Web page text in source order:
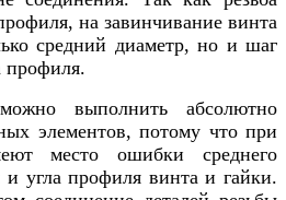
на завинчивание винта
средний диаметр, но и шаг
профиля.
выполнить абсолютно
элементов, потому что при
место ошибки среднего
и угла профиля винта и гайки.